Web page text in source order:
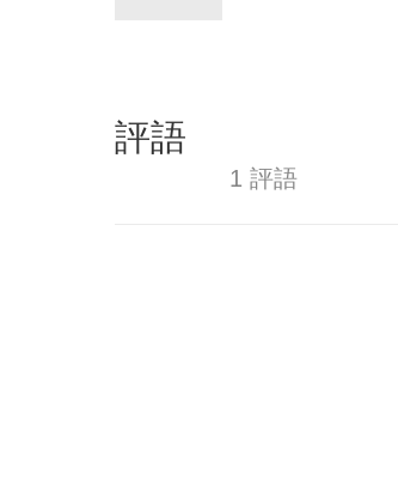
評語
1 評語